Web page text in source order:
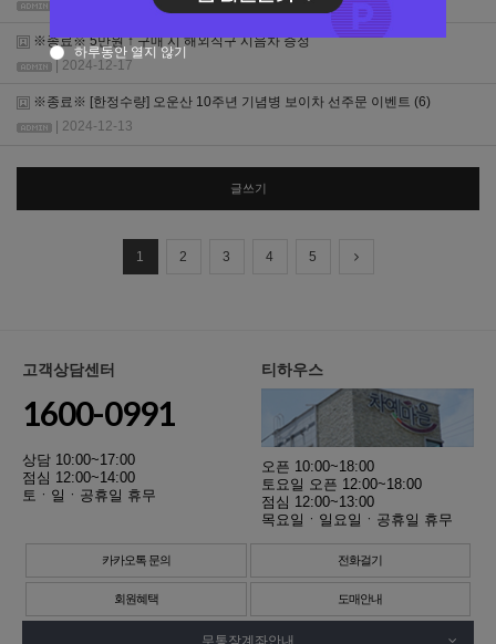
※종료※ 5만원 ↑ 구매 시 해외직구 시음차 증정
| 2024-12-17
※종료※ [한정수량] 오운산 10주년 기념병 보이차 선주문 이벤트 (6)
| 2024-12-13
글쓰기
1 2 3 4 5
고객상담센터
1600-0991
상담 10:00~17:00
점심 12:00~14:00
토ㆍ일ㆍ공휴일 휴무
티하우스
오픈 10:00~18:00
토요일 오픈 12:00~18:00
점심 12:00~13:00
목요일ㆍ일요일ㆍ공휴일 휴무
카카오톡 문의 전화걸기
회원혜택 도매안내
하루동안 열지 않기